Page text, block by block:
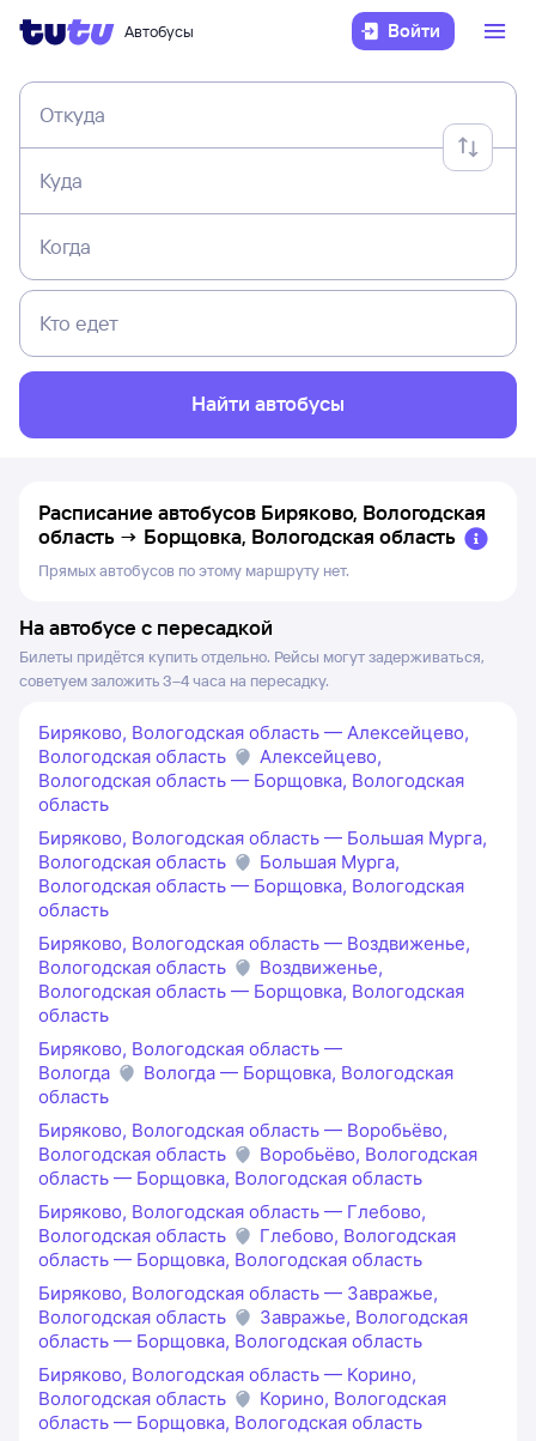
Автобусы Войти
Откуда
Куда
Когда
Кто едет
Найти автобусы
Расписание автобусов Биряково, Вологодская
область→ Борщовка, Вологодская область
Прямых автобусов по этому маршруту нет.
На автобусе с пересадкой
Билеты придётся купить отдельно. Рейсы могут задерживаться,
советуем заложить 3–4 часа на пересадку.
Биряково, Вологодская область — Алексейцево,
Вологодская область
Алексейцево,
Вологодская область — Борщовка, Вологодская
область
Биряково, Вологодская область — Большая Мурга,
Вологодская область
Большая Мурга,
Вологодская область — Борщовка, Вологодская
область
Биряково, Вологодская область — Воздвиженье,
Вологодская область
Воздвиженье,
Вологодская область — Борщовка, Вологодская
область
Биряково, Вологодская область —
Вологда
Вологда — Борщовка, Вологодская
область
Биряково, Вологодская область — Воробьёво,
Вологодская область
Воробьёво, Вологодская
область — Борщовка, Вологодская область
Биряково, Вологодская область — Глебово,
Вологодская область
Глебово, Вологодская
область — Борщовка, Вологодская область
Биряково, Вологодская область — Завражье,
Вологодская область
Завражье, Вологодская
область — Борщовка, Вологодская область
Биряково, Вологодская область — Корино,
Вологодская область
Корино, Вологодская
область — Борщовка, Вологодская область